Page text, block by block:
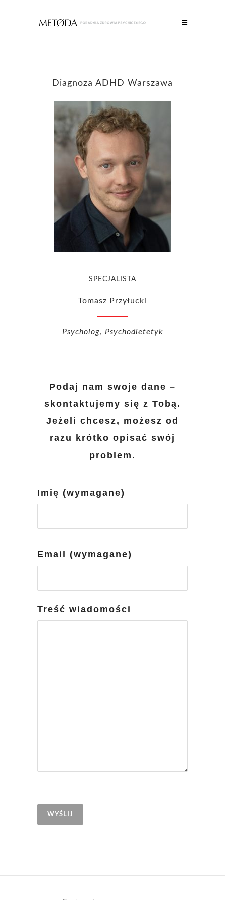
Diagnoza ADHD Warszawa
SPECJALISTA
Tomasz Przyłucki
Psycholog, Psychodietetyk
Podaj nam swoje dane –
skontaktujemy się z Tobą.
Jeżeli chcesz, możesz od
razu krótko opisać swój
problem.
Imię (wymagane)
Email (wymagane)
Treść wiadomości